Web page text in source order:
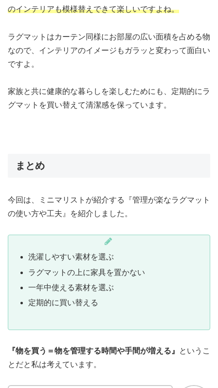
のインテリアも模様替えできて楽しいですよね。
ラグマットはカーテン同様にお部屋の広い面積を占める物
なので、 インテリアのイメージもガラッと変わって面白い
ですよ。
家族と共に健康的な暮らしを楽しむためにも、 定期的にラ
グマットを買い替えて清潔感を保っています。
まとめ
今回は、ミニマリストが紹介する『管理が楽なラグマット
の使い方や工夫』を紹介しました。
洗濯しやすい素材を選ぶ
ラグマットの上に家具を置かない
一年中使える素材を選ぶ
定期的に買い替える
『物を買う＝物を管理する時間や手間が増える』
というこ
とだと私は考えています。